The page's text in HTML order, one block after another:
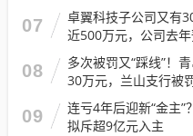
07
卓翼科技子公司又有
近500万元，公司去
08
多次被罚又“踩线”！
30万元，兰山支行被
09
连亏4年后迎新“金主
拟斥超9亿元入主